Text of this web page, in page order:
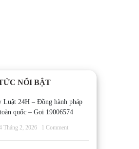
NỔI BẬT
Luật 24H – Đồng hành pháp
quốc – Gọi 19006574
Tháng 2, 2026 1 Comment